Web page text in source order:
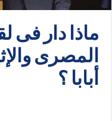
ماذا دار فى
المصرى
أبابا ؟